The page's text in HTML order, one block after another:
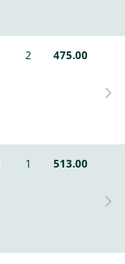
2 475.00
1 513.00